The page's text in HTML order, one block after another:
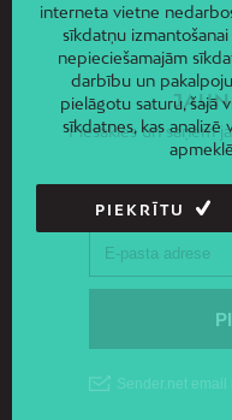
Piesakies un saņem
interneta vietne
sīkdatņu
nepieciešamajām
darbību un
pielāgotu saturu, šajā
sīkdatnes, kas analizē
PIEKRĪTU